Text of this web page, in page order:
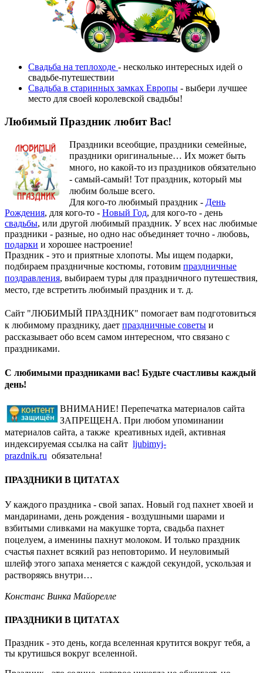
Свадьба на теплоходе - несколько интересных идей о
свадьбе-путешествии
Свадьба в старинных замках Европы - выбери лучшее
место для своей королевской свадьбы!
Любимый Праздник любит Вас!
Праздники всеобщие, праздники семейные,
праздники оригинальные… Их может быть
много, но какой-то из праздников обязательно
- самый-самый! Тот праздник, который мы
любим больше всего.
Для кого-то любимый праздник - День
Рождения, для кого-то - Новый Год, для кого-то - день
свадьбы, или другой любимый праздник. У всех нас любимые
праздники - разные, но одно нас объединяет точно - любовь,
подарки и хорошее настроение!
Праздник - это и приятные хлопоты. Мы ищем подарки,
подбираем праздничные костюмы, готовим праздничные
поздравления, выбираем туры для праздничного путешествия,
место, где встретить любимый праздник и т. д.
Сайт "ЛЮБИМЫЙ ПРАЗДНИК" помогает вам подготовиться
к любимому празднику, дает праздничные советы и
рассказывает обо всем самом интересном, что связано с
праздниками.
С любимыми праздниками вас! Будьте счастливы каждый
день!
ВНИМАНИЕ! Перепечатка материалов сайта
ЗАПРЕЩЕНА. При любом упоминании
материалов сайта, а также креативных идей, активная
индексируемая ссылка на сайт ljubimyj-
prazdnik.ru обязательна!
ПРАЗДНИКИ В ЦИТАТАХ
У каждого праздника - свой запах. Новый год пахнет хвоей и
мандаринами, день рождения - воздушными шарами и
взбитыми сливками на макушке торта, свадьба пахнет
поцелуем, а именины пахнут молоком. И только праздник
счастья пахнет всякий раз неповторимо. И неуловимый
шлейф этого запаха меняется с каждой секундой, ускользая и
растворяясь внутри…
Констанс Винка Майорелле
ПРАЗДНИКИ В ЦИТАТАХ
Праздник - это день, когда вселенная крутится вокруг тебя, а
ты крутишься вокруг вселенной.